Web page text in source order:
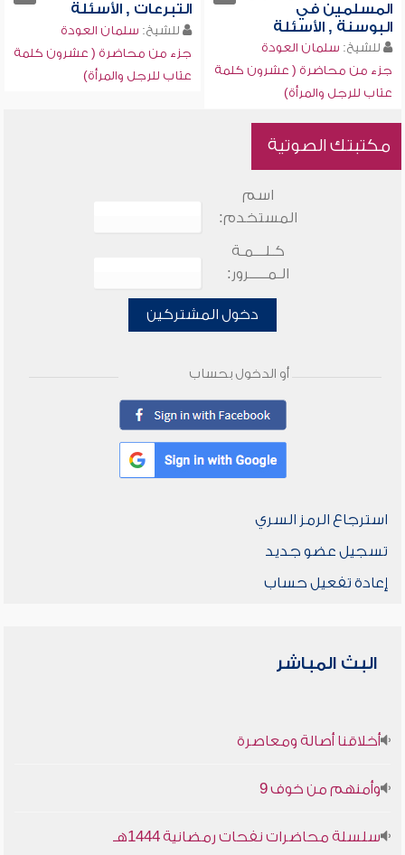
المسلمين في
البوسنة , الأسئلة
للشيخ: سلمان العودة
جزء من محاضرة ( عشرون كلمة
عتاب للرجل والمرأة)
التبرعات , الأسئلة
للشيخ: سلمان العودة
جزء من محاضرة ( عشرون كلمة
عتاب للرجل والمرأة)
مكتبتك الصوتية
اسم
المستخدم:
كـلـــمـة
الـمـــــرور:
دخول المشتركين
أو الدخول بحساب
استرجاع الرمز السري
تسجيل عضو جديد
إعادة تفعيل حساب
البث المباشر
أخلاقنا أصالة ومعاصرة
وأمنهم من خوف 9
سلسلة محاضرات نفحات رمضانية 1444هـ